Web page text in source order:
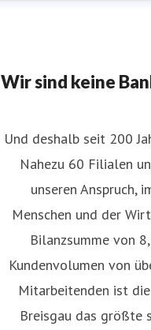
Wir sind keine
Und deshalb seit 200
Nahezu 60 Filialen
unseren Anspruch,
Menschen und der
Bilanzsumme von
Kundenvolumen von
Mitarbeitenden ist
Breisgau das größte